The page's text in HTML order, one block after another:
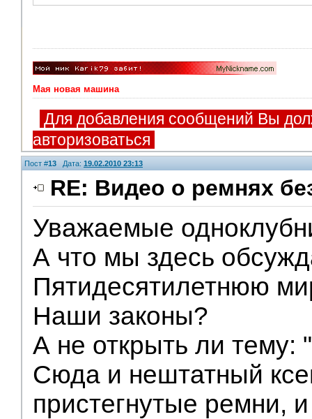
Мая новая машина
Для добавления сообщений Вы
авторизоваться
Пост #13 Дата: 19.02.2010 23:13
RE: Видео о ремнях
Уважаемые
А что мы здесь
Пятидесятилетнюю
Наши законы?
А не открыть ли тему:
Сюда и нештатный
пристегнутые ремни,
V.I.P.